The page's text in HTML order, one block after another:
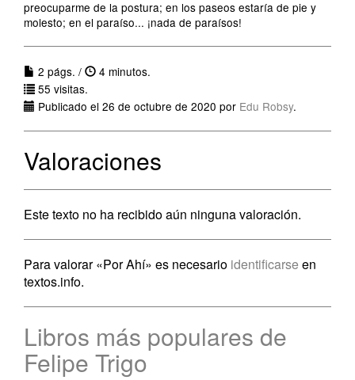
preocuparme de la postura; en los paseos estaría de pie y
molesto; en el paraíso... ¡nada de paraísos!
2 págs. /
4 minutos.
55 visitas.
Publicado el 26 de octubre de 2020 por Edu Robsy.
Valoraciones
Este texto no ha recibido aún ninguna valoración.
Para valorar «Por Ahí» es necesario identificarse en
textos.info.
Libros más populares de
Felipe Trigo